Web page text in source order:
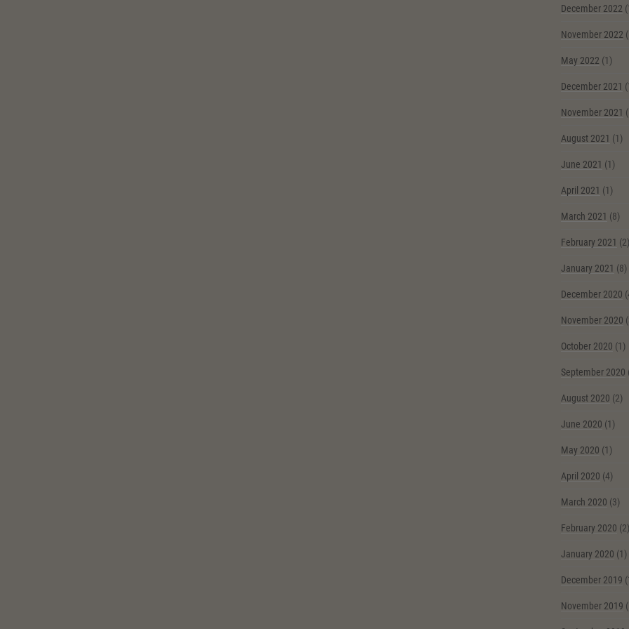
December 2022
November 2022
May 2022 (1)
December 2021
November 2021
August 2021 (1)
June 2021 (1)
April 2021 (1)
March 2021 (8)
February 2021 (2)
January 2021 (8)
December 2020
November 2020
October 2020 (1)
September 2020
August 2020 (2)
June 2020 (1)
May 2020 (1)
April 2020 (4)
March 2020 (3)
February 2020 (2)
January 2020 (1)
December 2019
November 2019